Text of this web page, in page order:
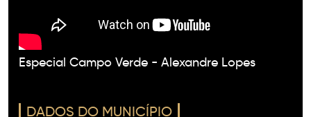
Especial Campo Verde - Alexandre Lopes
DADOS DO MUNICÍPIO